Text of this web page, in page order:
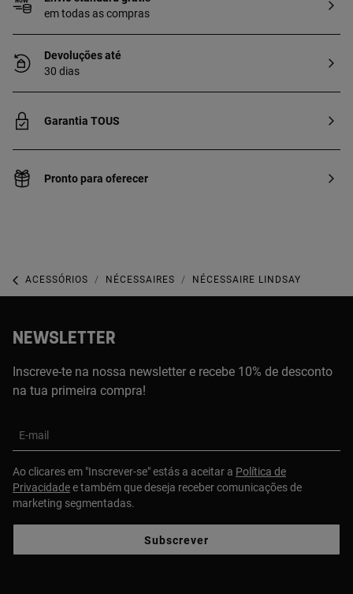
em todas as compras
Devoluções até
30 dias
Garantia TOUS
Pronto para oferecer
ACESSÓRIOS NÉCESSAIRES NÉCESSAIRE LINDSAY
NEWSLETTER
Inscreve-te na nossa newsletter e recebe 10% de desconto
na tua primeira compra!
E-mail
Ao clicares em "Inscrever-se" estás a aceitar a Política de
Privacidadee também que deseja receber comunicações de
marketing segmentadas.
Subscrever